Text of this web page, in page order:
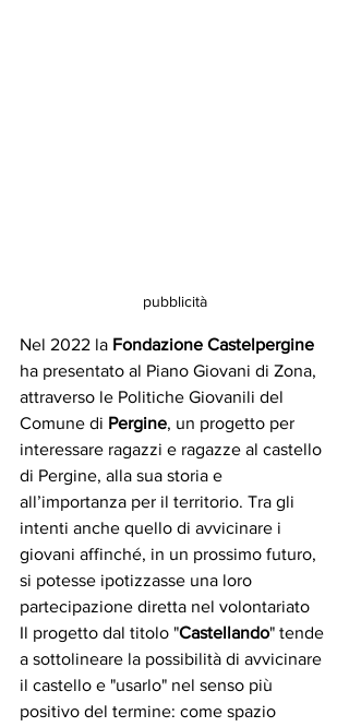
pubblicità
Nel 2022 la Fondazione Castelpergine
ha presentato al Piano Giovani di Zona,
attraverso le Politiche Giovanili del
Comune di Pergine, un progetto per
interessare ragazzi e ragazze al castello
di Pergine, alla sua storia e
all’importanza per il territorio. Tra gli
intenti anche quello di avvicinare i
giovani affinché, in un prossimo futuro,
si potesse ipotizzasse una loro
partecipazione diretta nel volontariato
Il progetto dal titolo "Castellando" tende
a sottolineare la possibilità di avvicinare
il castello e "usarlo" nel senso più
positivo del termine: come spazio